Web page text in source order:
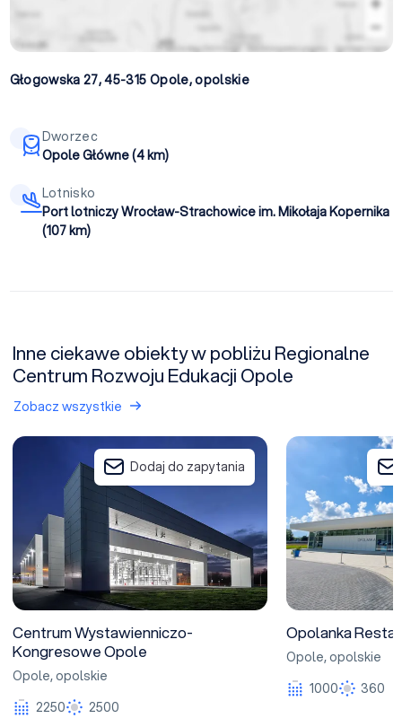
Głogowska 27, 45-315 Opole,opolskie
Dworzec
Opole Główne (4 km)
Lotnisko
Port lotniczy Wrocław-Strachowice im. Mikołaja Kopernika
(107 km)
Inne ciekawe obiekty w pobliżu Regionalne
Centrum Rozwoju Edukacji Opole
Zobacz wszystkie
Centrum Wystawienniczo-Kongresowe Opole
Dodaj do zapytania
Centrum Wystawienniczo-
Kongresowe Opole
Opole,opolskie
2250
2500
Opolanka
Opolanka
Opole,opolskie
1000
360